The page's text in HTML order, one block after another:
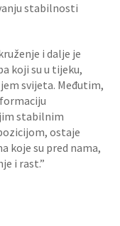
stabilnosti
i dalje je
koji su u tijeku,
svijeta. Međutim,
stabilnim
ostaje
koje su pred nama,
i rast.”